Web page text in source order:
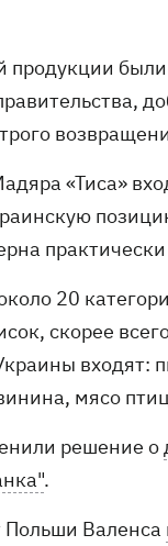
продукции
«Тиса»
20
скорее
входят:
мясо
решение о
.
Польши Валенса